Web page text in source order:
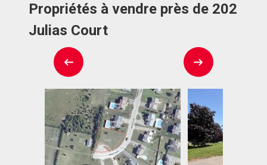
Propriétés à vendre près de 202
Julias Court